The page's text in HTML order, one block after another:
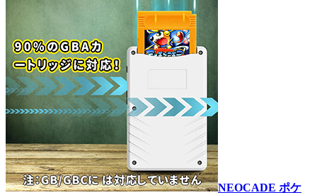
NEOCADE ポケ